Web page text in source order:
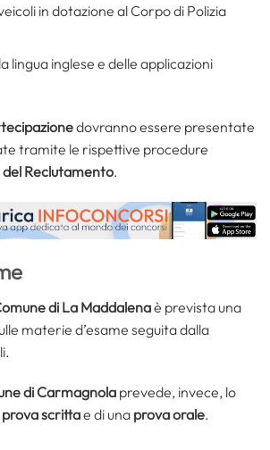
in dotazione al Corpo di Polizia
lingua inglese e delle applicazioni
dovranno essere presentate
tramite le rispettive procedure
Reclutamento.
di La Maddalenaè prevista una
materie d’esame seguita dalla
di Carmagnola prevede, invece, lo
prova scrittae di una prova orale.